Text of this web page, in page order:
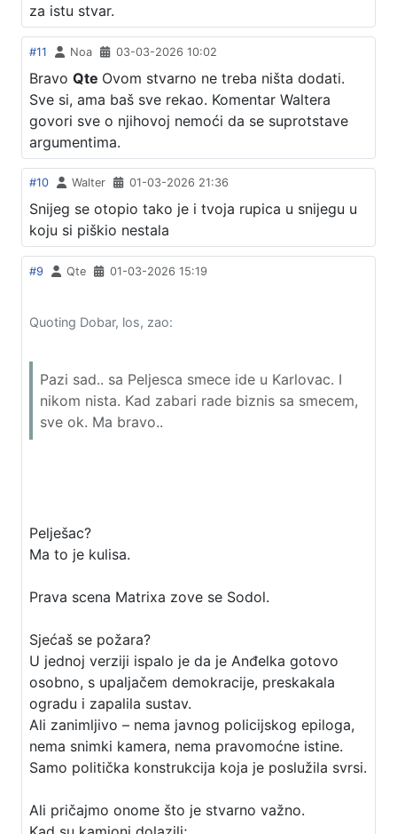
za istu stvar.
#11 Noa 03-03-2026 10:02
Bravo Qte Ovom stvarno ne treba ništa dodati.
Sve si, ama baš sve rekao. Komentar Waltera
govori sve o njihovoj nemoći da se suprotstave
argumentima.
#10 Walter 01-03-2026 21:36
Snijeg se otopio tako je i tvoja rupica u snijegu u
koju si piškio nestala
#9 Qte 01-03-2026 15:19
Quoting Dobar, los, zao:
Pazi sad.. sa Peljesca smece ide u Karlovac. I
nikom nista. Kad zabari rade biznis sa smecem,
sve ok. Ma bravo..
Pelješac?
Ma to je kulisa.
Prava scena Matrixa zove se Sodol.
Sjećaš se požara?
U jednoj verziji ispalo je da je Anđelka gotovo
osobno, s upaljačem demokracije, preskakala
ogradu i zapalila sustav.
Ali zanimljivo – nema javnog policijskog epiloga,
nema snimki kamera, nema pravomoćne istine.
Samo politička konstrukcija koja je poslužila svrsi.
Ali pričajmo onome što je stvarno važno.